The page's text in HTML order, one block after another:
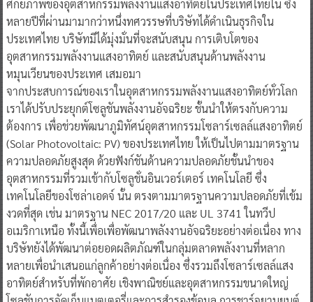
ศักยภาพของอุตสาหกรรมพลังงานแสงอาทิตย์ในประเทศไทยใน ซึ่ง
หลายปีที่ผ่านมามากว่าหนึ่งทศวรรษที่บริษัทได้ดำเนินธุรกิจใน
ประเทศไทย บริษัทมีได้มุ่งมั่นที่จะสนับสนุน การเติบโตของ
อุตสาหกรรมพลังงานแสงอาทิตย์ และสนับสนุนด้านพลังงาน
หมุนเวียนของประเทศ เสมอมา
จากประสบการณ์ของเราในอุตสาหกรรมพลังงานแสงอาทิตย์ทั่วโลก
เราได้ปรับประยุกต์โซลูชันพลังงานอัจฉริยะ ชั้นนำให้ตรงกับความ
ต้องการ เพื่อช่วยพัฒนาภูมิทัศน์อุตสาหกรรมโซลาร์เซลล์แสงอาทิตย์
(Solar Photovoltaic: PV) ของประเทศไทย ให้เป็นไปตามมาตรฐาน
ความปลอดภัยสูงสุด ด้วยฟังก์ชันด้านความปลอดภัยชั้นนำของ
อุตสาหกรรมที่รวมเข้ากับโซลูชั่นอินเวอร์เตอร์ เทคโนโลยี ซึ่ง
เทคโนโลยีของโซล่าเอดจ์ นั้น ตรงตามมาตรฐานความปลอดภัยที่เข้ม
งวดที่สุด เช่น มาตรฐาน NEC 2017/20 และ UL 3741 ในทวีป
อเมริกาเหนือ ทั้งนี้เพื่อเพื่อพัฒนาพลังงานอัจฉริยะอย่างต่อเนื่อง ทาง
บริษัทยังได้พัฒนาต่อยอดผลิตภัณฑ์ในกลุ่มตลาดพลังงานที่หลาก
หลายเพื่อนำเสนอแก่ลูกค้าอย่างต่อเนื่อง ซึ่งรวมถึงโซลาร์เซลล์แสง
อาทิตย์สำหรับที่พักอาศัย เชิงพาณิชย์และอุตสาหกรรมขนาดใหญ่